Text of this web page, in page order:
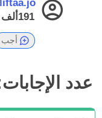
191ألف
أجب
عدد